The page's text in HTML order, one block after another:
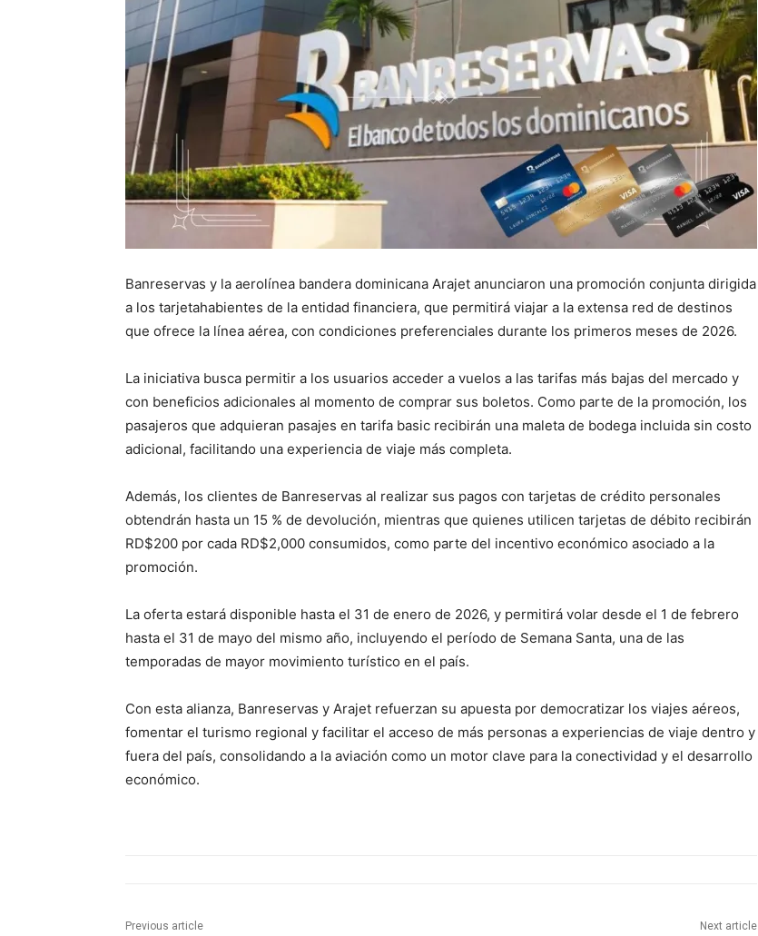
Banreservas y la aerolínea bandera dominicana Arajet anunciaron una promoción conjunta dirigida
a los tarjetahabientes de la entidad financiera, que permitirá viajar a la extensa red de destinos
que ofrece la línea aérea, con condiciones preferenciales durante los primeros meses de 2026.
La iniciativa busca permitir a los usuarios acceder a vuelos a las tarifas más bajas del mercado y
con beneficios adicionales al momento de comprar sus boletos. Como parte de la promoción, los
pasajeros que adquieran pasajes en tarifa basic recibirán una maleta de bodega incluida sin costo
adicional, facilitando una experiencia de viaje más completa.
Además, los clientes de Banreservas al realizar sus pagos con tarjetas de crédito personales
obtendrán hasta un 15 % de devolución, mientras que quienes utilicen tarjetas de débito recibirán
RD$200 por cada RD$2,000 consumidos, como parte del incentivo económico asociado a la
promoción.
La oferta estará disponible hasta el 31 de enero de 2026, y permitirá volar desde el 1 de febrero
hasta el 31 de mayo del mismo año, incluyendo el período de Semana Santa, una de las
temporadas de mayor movimiento turístico en el país.
Con esta alianza, Banreservas y Arajet refuerzan su apuesta por democratizar los viajes aéreos,
fomentar el turismo regional y facilitar el acceso de más personas a experiencias de viaje dentro y
fuera del país, consolidando a la aviación como un motor clave para la conectividad y el desarrollo
económico.
Previous article Next article